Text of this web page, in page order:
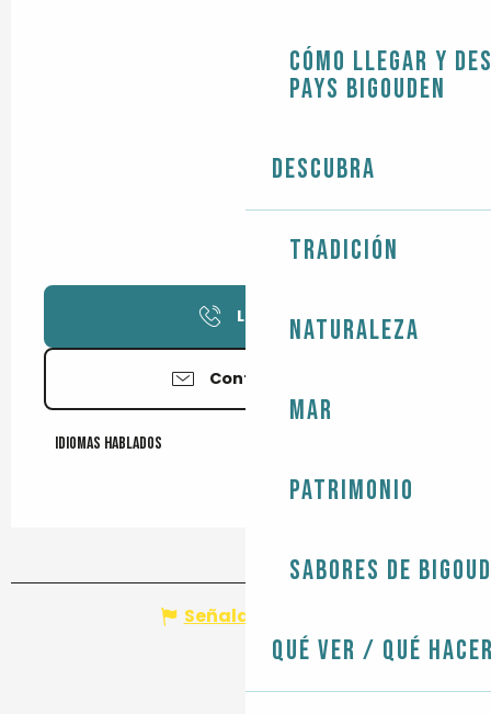
Cómo llegar y
Pays Bigouden
Descubra
Tradición
Naturaleza
Mar
Patrimonio
Sabores de
Qué ver / Qué
Llamar
Contáctenos
Idiomas hablados
Idiomas hablados
Señalar un error